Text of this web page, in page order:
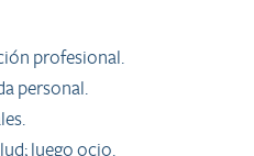
profesional.
personal.
luego ocio.